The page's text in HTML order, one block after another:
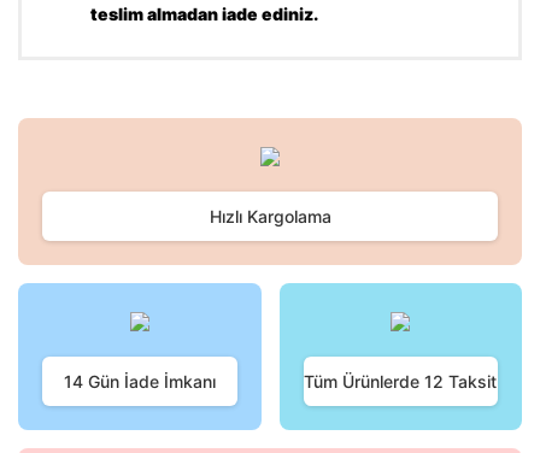
teslim almadan iade ediniz.
Bu ürüne ilk yorumu siz yapın!
Yorum Yaz
kullanarak tarafımıza iletebilirsiniz.
Ürün resmi kalitesiz, bozuk veya görüntülenemiyor.
Bu ürüne benzer farklı alternatifler olmalı.
Hızlı Kargolama
14 Gün İade İmkanı Tüm Ürünlerde 12 Taksit